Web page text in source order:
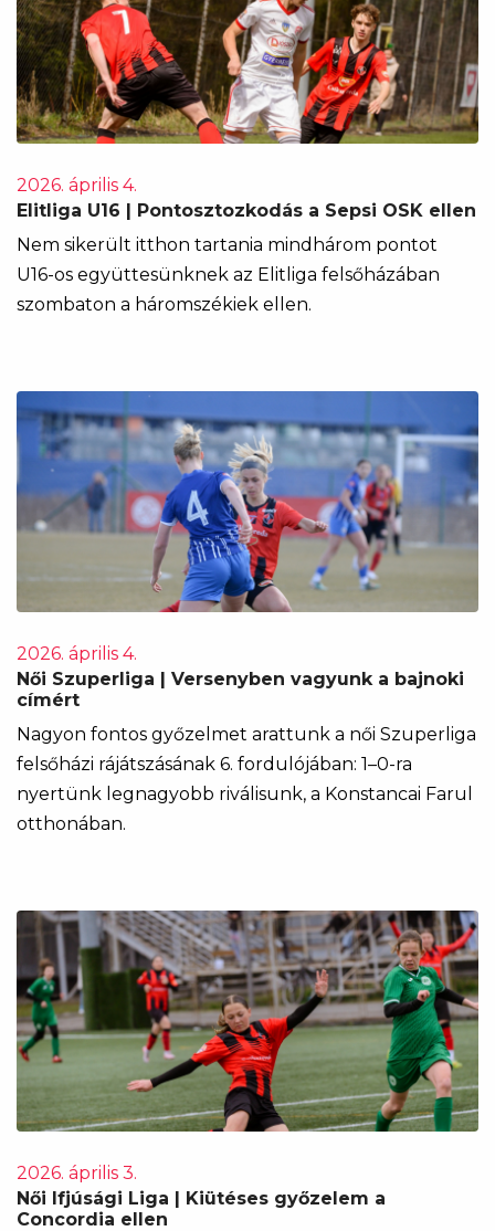
2026. április 4.
Elitliga U16 | Pontosztozkodás a Sepsi OSK ellen
Nem sikerült itthon tartania mindhárom pontot
U16-os együttesünknek az Elitliga felsőházában
szombaton a háromszékiek ellen.
2026. április 4.
Női Szuperliga | Versenyben vagyunk a bajnoki
címért
Nagyon fontos győzelmet arattunk a női Szuperliga
felsőházi rájátszásának 6. fordulójában: 1–0-ra
nyertünk legnagyobb riválisunk, a Konstancai Farul
otthonában.
2026. április 3.
Női Ifjúsági Liga | Kiütéses győzelem a
Concordia ellen